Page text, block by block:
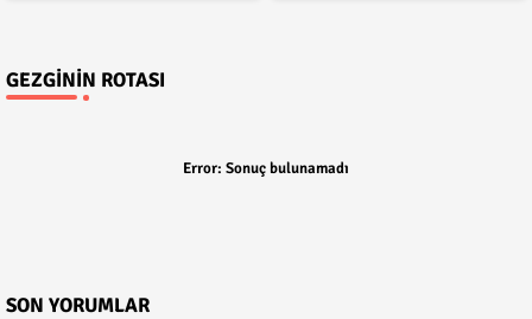
GEZGININ ROTASI
Error: Sonuç bulunamadı
SON YORUMLAR